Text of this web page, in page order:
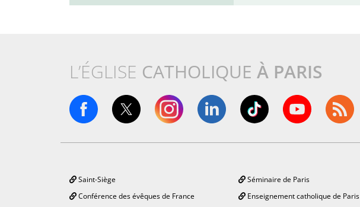
L’ÉGLISE CATHOLIQUE À PARIS
Saint-Siège
Conférence des évêques de France
Séminaire de Paris
Enseignement catholique de Paris